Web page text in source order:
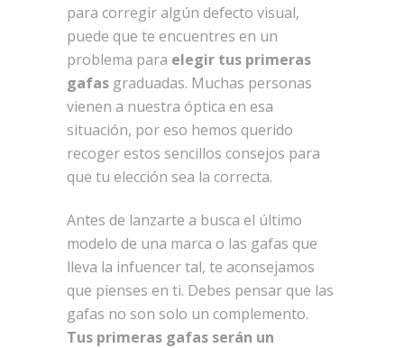
para corregir algún defecto visual,
puede que te encuentres en un
problema para elegir tus primeras
gafas graduadas. Muchas personas
vienen a nuestra óptica en esa
situación, por eso hemos querido
recoger estos sencillos consejos para
que tu elección sea la correcta.
Antes de lanzarte a busca el último
modelo de una marca o las gafas que
lleva la infuencer tal, te aconsejamos
que pienses en ti. Debes pensar que las
gafas no son solo un complemento.
Tus primeras gafas serán un